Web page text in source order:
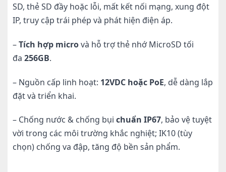
SD, thẻ SD đầy hoặc lỗi, mất kết nối mạng, xung đột
IP, truy cập trái phép và phát hiện điện áp.
–Tích hợp microvà hỗ trợ thẻ nhớ MicroSD tối
đa 256GB.
– Nguồn cấp linh hoạt: 12VDC hoặc PoE, dễ dàng lắp
đặt và triển khai.
– Chống nước & chống bụi chuẩn IP67, bảo vệ tuyệt
vời trong các môi trường khắc nghiệt; IK10 (tùy
chọn) chống va đập, tăng độ bền sản phẩm.